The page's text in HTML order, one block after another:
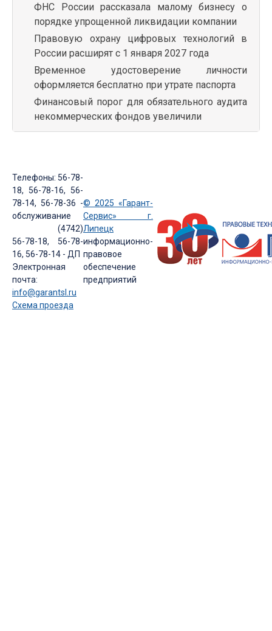
ФНС России рассказала малому бизнесу о
порядке упрощенной ликвидации компании
Правовую охрану цифровых технологий в
России расширят с 1 января 2027 года
Временное удостоверение личности
оформляется бесплатно при утрате паспорта
Финансовый порог для обязательного аудита
некоммерческих фондов увеличили
Телефоны: 56-78-
18, 56-78-16, 56-
78-14, 56-78-36 -
обслуживание
(4742)
56-78-18, 56-78-
16, 56-78-14 - ДП
Электронная
почта:
info@garantsl.ru
Схема проезда
© 2025 «Гарант-
Сервис» г.
Липецк
информационно-
правовое
обеспечение
предприятий